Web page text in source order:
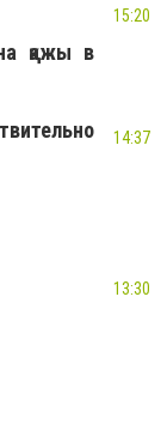
қажы в
15:20
14:37
13:30